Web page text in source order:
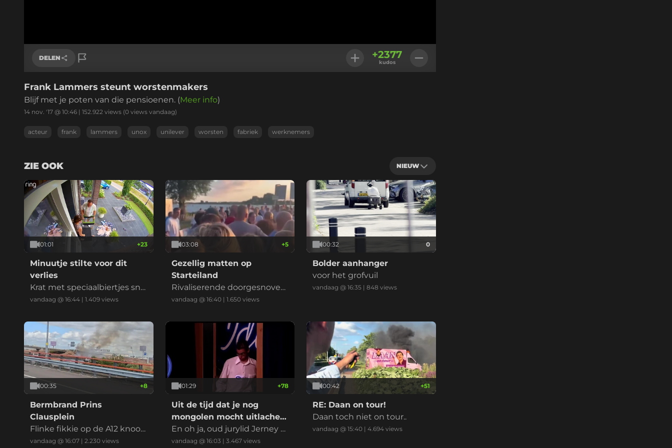
DELEN
Link kopiëren
+2377
kudos
Frank Lammers steunt worstenmakers
Blijf met je poten van die pensioenen. (Meer info)
14 nov. '17 @ 10:46 | 152.922 views (0 views vandaag)
acteur frank lammers unox unilever worsten fabriek werknemers
ZIE OOK NIEUW
01:01 +23
Minuutje stilte voor dit
verlies
Krat met speciaalbiertjes sne
uvelt vlak voordat vakantie o
vandaag @ 16:44 | 1.409 views
03:08 +5
Gezellig matten op
Starteiland
Rivaliserende doorgesnoven
Friese hoolies met elkaar op
vandaag @ 16:40| 1.650views
00:32 0
Bolder aanhanger
voor het grofvuil
vandaag @ 16:35 |848 views
00:35 +8
Bermbrand Prins
Clausplein
Flinke fikkie op de A12 knoop
punt Prins Clausplein bij Den
vandaag @ 16:07 | 2.230 views
01:29 +78
Uit de tijd dat je nog
mongolen mocht uitlachen
op primetimetelevee
En oh ja, oud jurylid Jerney K
aagman is overleden, RIP.
vandaag @ 16:03 | 3.467views
00:42 +51
RE: Daan on tour!
Daan toch niet on tour..
vandaag @ 15:40 |4.694 views